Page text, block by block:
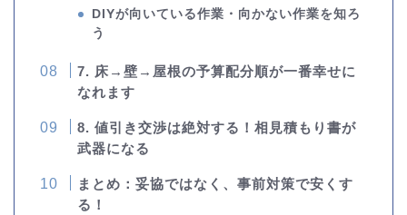
DIYが向いている作業・向かない作業を知ろ
う
7. 床→壁→屋根の予算配分順が一番幸せに
なれます
8. 値引き交渉は絶対する！相見積もり書が
武器になる
まとめ：妥協ではなく、事前対策で安くす
る！